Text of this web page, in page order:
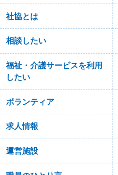
社協とは
相談したい
福祉・介護サービスを利用
したい
ボランティア
求人情報
運営施設